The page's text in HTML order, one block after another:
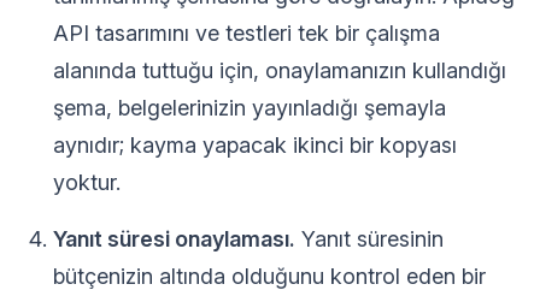
API tasarımını ve testleri tek bir çalışma
alanında tuttuğu için, onaylamanızın kullandığı
şema, belgelerinizin yayınladığı şemayla
aynıdır; kayma yapacak ikinci bir kopyası
yoktur.
Yanıt süresi onaylaması. Yanıt süresinin
bütçenizin altında olduğunu kontrol eden bir